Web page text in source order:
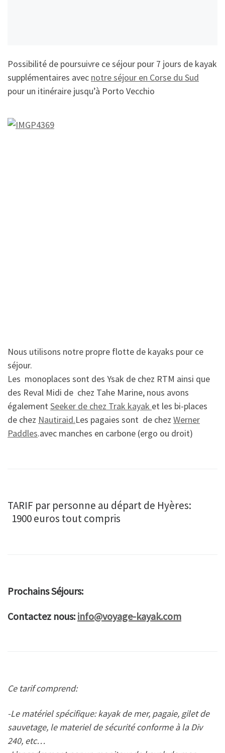
Possibilité de poursuivre ce séjour pour 7 jours de kayak
supplémentaires avec notre séjour en Corse du Sud
pour un itinéraire jusqu’à Porto Vecchio
Nous utilisons notre propre flotte de kayaks pour ce
séjour.
Les monoplaces sont des Ysak de chez RTM ainsi que
des Reval Midi de chez Tahe Marine, nous avons
égalementSeeker de chez Trak kayak et les bi-places
de chez Nautiraid.Les pagaies sont de chez Werner
Paddles.avec manches en carbone (ergo ou droit)
TARIF par personne au départ de Hyères:
1900 euros tout compris
Prochains Séjours:
Contactez nous: info@voyage-kayak.com
Ce tarif comprend:
-Le matériel spécifique: kayak de mer, pagaie, gilet de
sauvetage, le materiel de sécurité conforme à la Div
240, etc…